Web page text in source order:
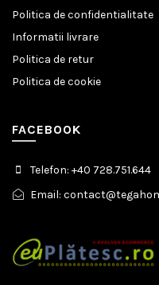
Politica de confidentialitate
Informatii livrare
Politica de retur
Politica de cookie
FACEBOOK
Telefon: +40 728.751.644
Email: